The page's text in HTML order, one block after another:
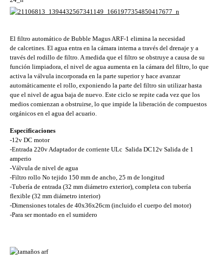
El filtro automático de Bubble Magus ARF-1 elimina la necesidad
de calcetines. El agua entra en la cámara interna a través del drenaje y a
través del rodillo de filtro. A medida que el filtro se obstruye a causa de su
función limpiadora, el nivel de agua aumenta en la cámara del filtro, lo que
activa la válvula incorporada en la parte superior y hace avanzar
automáticamente el rollo, exponiendo la parte del filtro sin utilizar hasta
que el nivel de agua baja de nuevo. Este ciclo se repite cada vez que los
medios comienzan a obstruirse, lo que impide la liberación de compuestos
orgánicos en el agua del acuario.
Especificaciones
-12v DC motor
-Entrada 220v Adaptador de corriente ULc Salida DC12v Salida de 1
amperio
-Válvula de nivel de agua
-Filtro rollo No tejido 150 mm de ancho, 25 m de longitud
-Tubería de entrada (32 mm diámetro exterior), completa con tubería
flexible (32 mm diámetro interior)
-Dimensiones totales de 40x36x26cm (incluido el cuerpo del motor)
-Para ser montado en el sumidero